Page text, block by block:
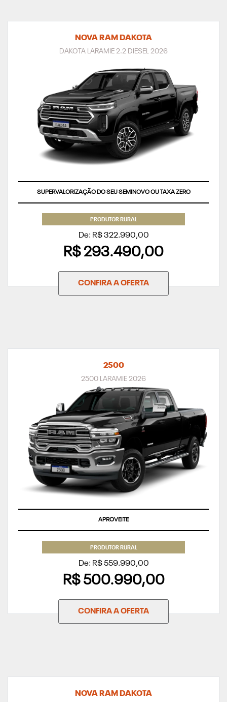
NOVA RAM DAKOTA
DAKOTA LARAMIE 2.2 DIESEL 2026
SUPERVALORIZAÇÃO DO SEU SEMINOVO OU TAXA ZERO
PRODUTOR RURAL
De: R$ 322.990,00
R$ 293.490,00
CONFIRA A OFERTA
2500
2500 LARAMIE 2026
APROVEITE
PRODUTOR RURAL
De: R$ 559.990,00
R$ 500.990,00
CONFIRA A OFERTA
NOVA RAM DAKOTA